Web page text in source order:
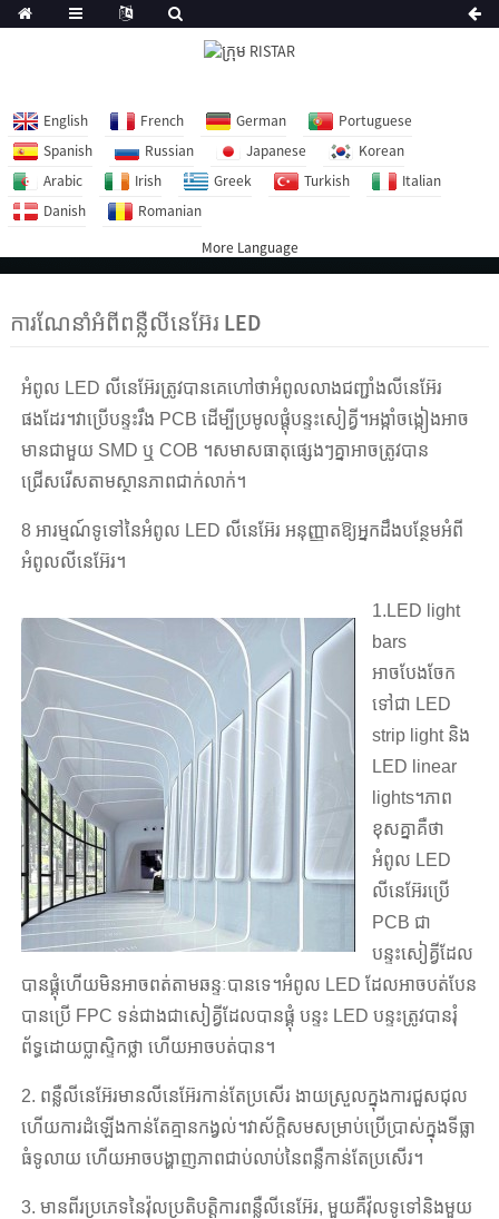
English French German
Portuguese
Spanish
Russian Japanese
Korean
Arabic
Irish Greek Turkish
Italian
Danish
Romanian
More Language
ការណែនាំអំពីពន្លឺលីនេអ៊ែរ LED
អំពូល LED លីនេអ៊ែរត្រូវបានគេហៅថាអំពូលលាងជញ្ជាំងលីនេអ៊ែរ
ផងដែរ។វាប្រើបន្ទះរឹង PCB ដើម្បីប្រមូលផ្តុំបន្ទះសៀគ្វី។អង្កាំចង្កៀងអាច
មានជាមួយ SMD ឬ COB ។សមាសធាតុផ្សេងៗគ្នាអាចត្រូវបាន
ជ្រើសរើសតាមស្ថានភាពជាក់លាក់។
8 អារម្មណ៍ទូទៅនៃអំពូល LED លីនេអ៊ែរ អនុញ្ញាតឱ្យអ្នកដឹងបន្ថែមអំពី
អំពូលលីនេអ៊ែរ។
1.LED light
bars
អាចបែងចែក
ទៅជា LED
strip light និង
LED linear
lights។ភាព
ខុសគ្នាគឺថា
អំពូល LED
លីនេអ៊ែរប្រើ
PCB ជា
បន្ទះសៀគ្វីដែល
បានផ្គុំហើយមិនអាចពត់តាមឆន្ទៈបានទេ។អំពូល LED ដែលអាចបត់បែន
បានប្រើ FPC ទន់ជាងជាសៀគ្វីដែលបានផ្គុំ បន្ទះ LED បន្ទះត្រូវបានរុំ
ព័ទ្ធដោយប្លាស្ទិកថ្លា ហើយអាចបត់បាន។
2. ពន្លឺលីនេអ៊ែរមានលីនេអ៊ែរកាន់តែប្រសើរ ងាយស្រួលក្នុងការជួសជុល
ហើយការដំឡើងកាន់តែគ្មានកង្វល់។វាស័ក្តិសមសម្រាប់ប្រើប្រាស់ក្នុងទីធ្លា
ធំទូលាយ ហើយអាចបង្ហាញភាពជាប់លាប់នៃពន្លឺកាន់តែប្រសើរ។
3. មានពីរប្រភេទនៃវ៉ុលប្រតិបត្តិការពន្លឺលីនេអ៊ែរ, មួយគឺវ៉ុលទូទៅនិងមួយ